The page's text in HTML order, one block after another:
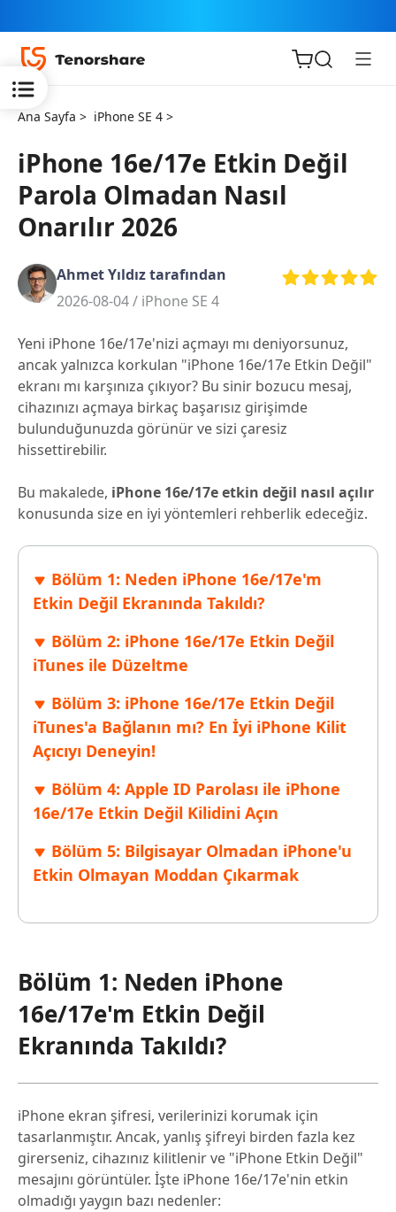
iOS için
ReiBoot
Tenorshare
PDNob
iAnyGo
Ana Sayfa > iPhone SE 4 >
iPhone 16e/17e Etkin Değil
Parola Olmadan Nasıl
Onarılır 2026
Ahmet Yıldız tarafından
2026-08-04 / iPhone SE 4
Yeni iPhone 16e/17e'nizi açmayı mı deniyorsunuz,
ancak yalnızca korkulan "iPhone 16e/17e Etkin Değil"
ekranı mı karşınıza çıkıyor? Bu sinir bozucu mesaj,
cihazınızı açmaya birkaç başarısız girişimde
bulunduğunuzda görünür ve sizi çaresiz
hissettirebilir.
Bu makalede, iPhone 16e/17e etkin değil nasıl açılır
konusunda size en iyi yöntemleri rehberlik edeceğiz.
Bölüm 1: Neden iPhone 16e/17e'm
Etkin Değil Ekranında Takıldı?
Bölüm 2: iPhone 16e/17e Etkin Değil
iTunes ile Düzeltme
Bölüm 3: iPhone 16e/17e Etkin Değil
iTunes'a Bağlanın mı? En İyi iPhone Kilit
Açıcıyı Deneyin!
Bölüm 4: Apple ID Parolası ile iPhone
16e/17e Etkin Değil Kilidini Açın
Bölüm 5: Bilgisayar Olmadan iPhone'u
Etkin Olmayan Moddan Çıkarmak
Bölüm 1: Neden iPhone
16e/17e'm Etkin Değil
Ekranında Takıldı?
iPhone ekran şifresi, verilerinizi korumak için
tasarlanmıştır. Ancak, yanlış şifreyi birden fazla kez
girerseniz, cihazınız kilitlenir ve "iPhone Etkin Değil"
mesajını görüntüler. İşte iPhone 16e/17e'nin etkin
olmadığı yaygın bazı nedenler: